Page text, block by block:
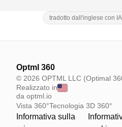
tradotto dall'inglese con
Optml 360
© 2026 OPTML LLC (Optimal
Realizzato in
da optml.io
Vista 360°Tecnologia 3D 360°
Informativa sulla